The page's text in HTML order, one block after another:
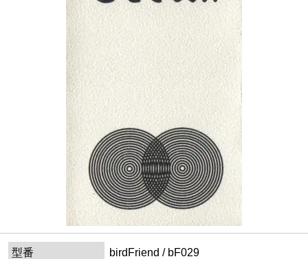
型番
birdFriend / bF029